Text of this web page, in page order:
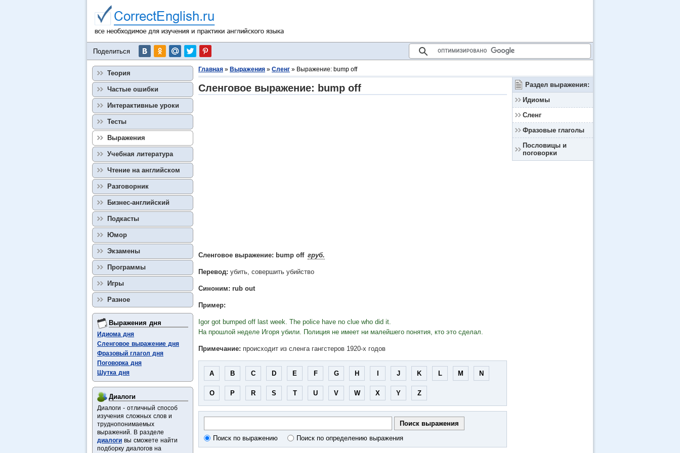
Поделиться
Главная » Выражения » Сленг » Выражение: bump off
Раздел выражения:
Идиомы
Сленг
Фразовые глаголы
Пословицы и
поговорки
Сленговое выражение: bump off
Сленговое выражение: bump off груб.
Перевод: убить, совершить убийство
Синоним: rub out
Пример:
Igor got bumped off last week. The police have no clue who did it.
На прошлой неделе Игоря убили. Полиция не имеет ни малейшего понятия, кто это сделал.
Примечание: происходит из сленга гангстеров 1920-х годов
A B C D E F G H J K L M N
O P R S T U V W X Y Z
Поиск по выражению Поиск по определению выражения
Теория
Частые ошибки
Интерактивные уроки
Тесты
Выражения
Учебная литература
Чтение на английском
Разговорник
Бизнес-английский
Подкасты
Юмор
Экзамены
Программы
Игры
Разное
Выражения дня
Идиома дня
Сленговое выражение дня
Фразовый глагол дня
Поговорка дня
Шутка дня
Диалоги
Диалоги - отличный способ
изучения сложных слов и
труднопонимаемых
выражений. В разделе
диалоги вы сможете найти
подборку диалогов на